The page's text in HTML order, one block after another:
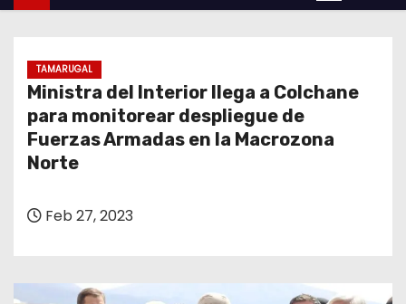
TAMARUGAL
Ministra del Interior llega a Colchane
para monitorear despliegue de
Fuerzas Armadas en la Macrozona
Norte
Feb 27, 2023